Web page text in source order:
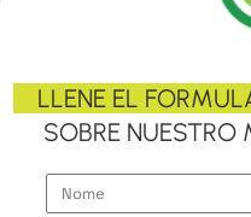
LLENE EL
SOBRE